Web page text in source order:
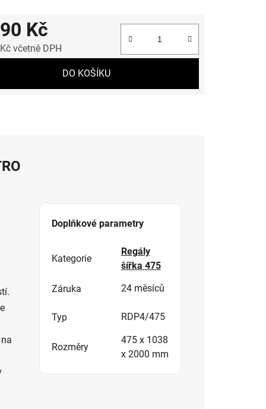
Kč
včetně DPH
DO KOŠÍKU
Doplňkové parametry
Kategorie
Regály
šířka 475
Záruka 24 měsíců
Typ RDP4/475
Rozměry
475 x 1038
x 2000 mm